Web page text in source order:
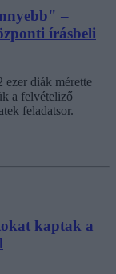
–
írásbeli
ezer diák mérette
a felvételiző
feladatsor.
kaptak a